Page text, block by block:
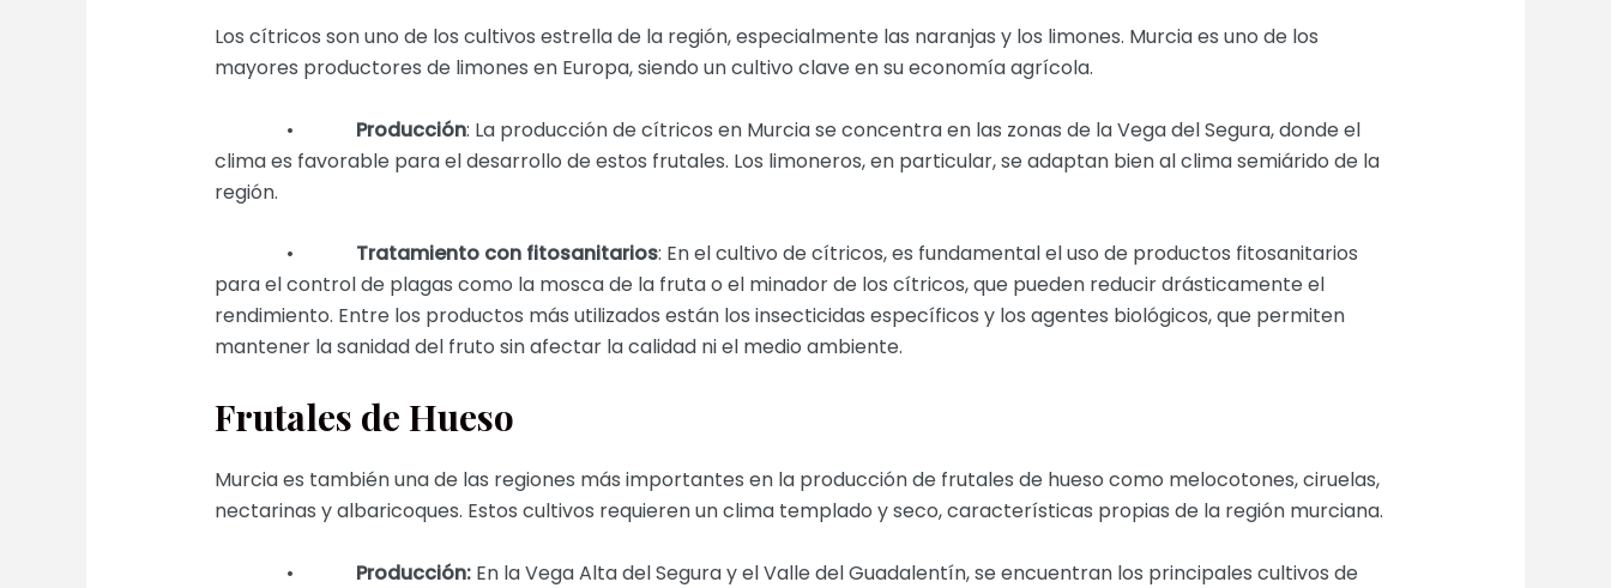
Los cítricos son uno de los cultivos estrella de la región, especialmente las naranjas y los limones. Murcia es uno de los
mayores productores de limones en Europa, siendo un cultivo clave en su economía agrícola.
• Producción: La producción de cítricos en Murcia se concentra en las zonas de la Vega del Segura, donde el
clima es favorable para el desarrollo de estos frutales. Los limoneros, en particular, se adaptan bien al clima semiárido de la
región.
• Tratamiento con fitosanitarios: En el cultivo de cítricos, es fundamental el uso de productos fitosanitarios
para el control de plagas como la mosca de la fruta o el minador de los cítricos, que pueden reducir drásticamente el
rendimiento. Entre los productos más utilizados están los insecticidas específicos y los agentes biológicos, que permiten
mantener la sanidad del fruto sin afectar la calidad ni el medio ambiente.
Frutales de Hueso
Murcia es también una de las regiones más importantes en la producción de frutales de hueso como melocotones, ciruelas,
nectarinas y albaricoques. Estos cultivos requieren un clima templado y seco, características propias de la región murciana.
• Producción:En la Vega Alta del Segura y el Valle del Guadalentín, se encuentran los principales cultivos de